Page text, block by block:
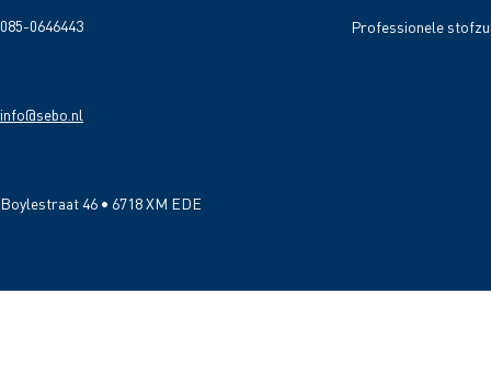
085-0646443 Professionele
info@sebo.nl
Boylestraat 46 • 6718 XM EDE